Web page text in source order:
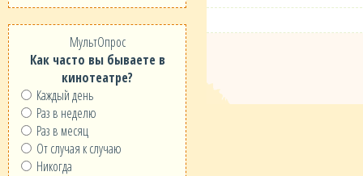
МультОпрос
Как часто вы бываете в
кинотеатре?
Каждый день
Раз в неделю
Раз в месяц
От случая к случаю
Никогда